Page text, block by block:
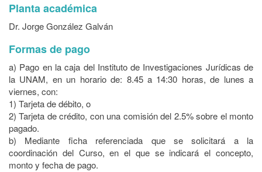
Planta académica
Dr. Jorge González Galván
Formas de pago
a) Pago en la caja del Instituto de Investigaciones Jurídicas de
la UNAM, en un horario de: 8.45 a 14:30 horas, de lunes a
viernes, con:
1) Tarjeta de débito, o
2) Tarjeta de crédito, con una comisión del 2.5% sobre el monto
pagado.
b) Mediante ficha referenciada que se solicitará a la
coordinación del Curso, en el que se indicará el concepto,
monto y fecha de pago.